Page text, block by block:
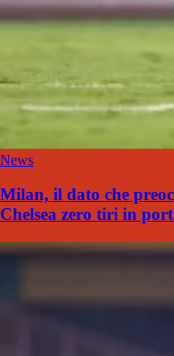
News
Milan, il dato che
Chelsea zero tiri in